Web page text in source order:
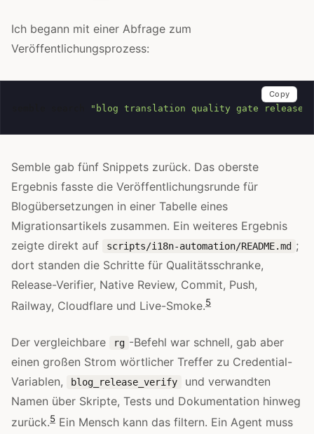
Ich begann mit einer Abfrage zum
Veröffentlichungsprozess:
"blog translation quality gate release
Copy
Semble gab fünf Snippets zurück. Das oberste
Ergebnis fasste die Veröffentlichungsrunde für
Blogübersetzungen in einer Tabelle eines
Migrationsartikels zusammen. Ein weiteres Ergebnis
zeigte direkt auf
scripts/i18n-automation/README.md ;
dort standen die Schritte für Qualitätsschranke,
Release-Verifier, Native Review, Commit, Push,
Railway, Cloudflare und Live-Smoke.5
Der vergleichbare rg -Befehl war schnell, gab aber
einen großen Strom wörtlicher Treffer zu Credential-
Variablen,
blog_release_verify
und verwandten
Namen über Skripte, Tests und Dokumentation hinweg
zurück.5 Ein Mensch kann das filtern. Ein Agent muss